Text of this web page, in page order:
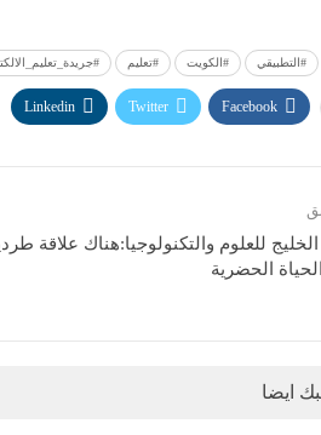
#التطبيقي #الكويت #تعليم
Facebook
Twitter
Linkedin
للعلوم والتكنولوجيا:هناك علاقة
الحضرية
ايضا